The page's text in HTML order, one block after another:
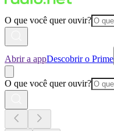
O que você quer ouvir?
Abrir a appDescobrir o Prime
O que você quer ouvir?